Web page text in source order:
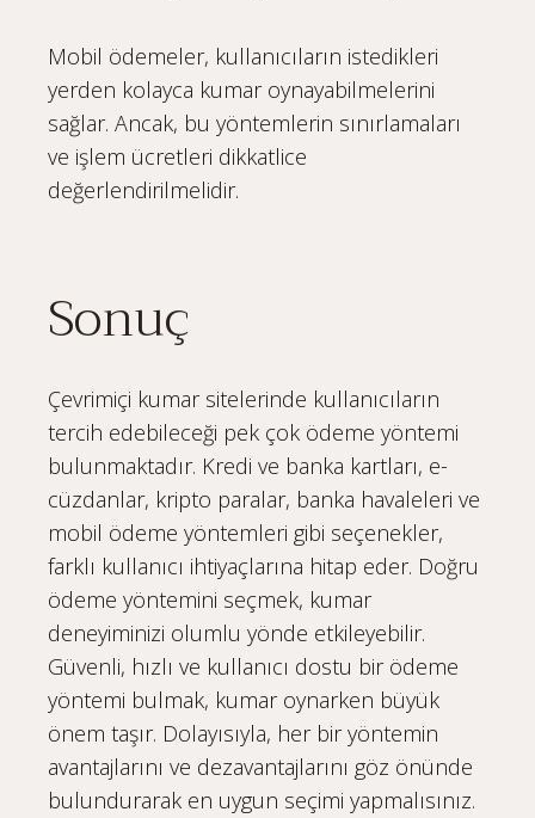
Mobil ödemeler, kullanıcıların istedikleri
yerden kolayca kumar oynayabilmelerini
sağlar. Ancak, bu yöntemlerin sınırlamaları
ve işlem ücretleri dikkatlice
değerlendirilmelidir.
Sonuç
Çevrimiçi kumar sitelerinde kullanıcıların
tercih edebileceği pek çok ödeme yöntemi
bulunmaktadır. Kredi ve banka kartları, e-
cüzdanlar, kripto paralar, banka havaleleri ve
mobil ödeme yöntemleri gibi seçenekler,
farklı kullanıcı ihtiyaçlarına hitap eder. Doğru
ödeme yöntemini seçmek, kumar
deneyiminizi olumlu yönde etkileyebilir.
Güvenli, hızlı ve kullanıcı dostu bir ödeme
yöntemi bulmak, kumar oynarken büyük
önem taşır. Dolayısıyla, her bir yöntemin
avantajlarını ve dezavantajlarını göz önünde
bulundurarak en uygun seçimi yapmalısınız.